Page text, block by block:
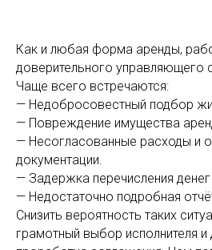
Как и любая форма аренды,
доверительного управляющего
Чаще всего встречаются:
— Недобросовестный подбор
— Повреждение имущества
— Несогласованные расходы и
документации.
— Задержка перечисления денег
— Недостаточно подробная
Снизить вероятность таких
грамотный выбор исполнителя и